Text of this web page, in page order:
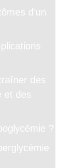
d’un
des
et des
?